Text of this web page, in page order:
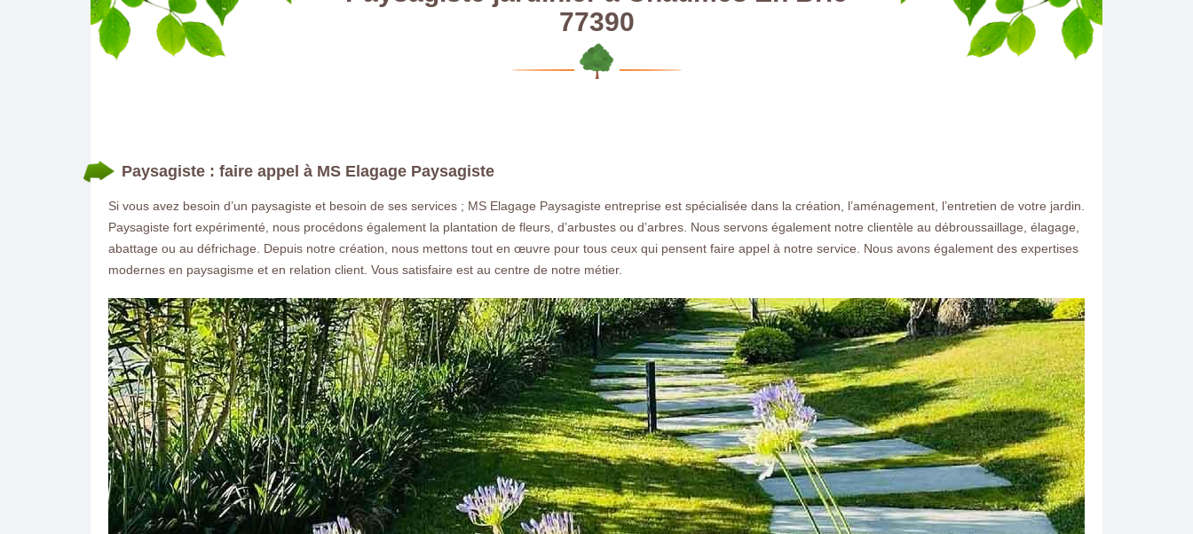
77390
Paysagiste : faire appel à MS Elagage Paysagiste
Si vous avez besoin d’un paysagiste et besoin de ses services ; MS Elagage Paysagiste entreprise est spécialisée dans la création, l’aménagement, l’entretien de votre jardin.
Paysagiste fort expérimenté, nous procédons également la plantation de fleurs, d’arbustes ou d’arbres. Nous servons également notre clientèle au débroussaillage, élagage,
abattage ou au défrichage. Depuis notre création, nous mettons tout en œuvre pour tous ceux qui pensent faire appel à notre service. Nous avons également des expertises
modernes en paysagisme et en relation client. Vous satisfaire est au centre de notre métier.